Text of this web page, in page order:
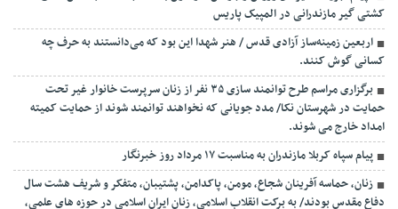
کشتی گیر مازندرانی در المپیک پاریس
اربعین زمینه‌ساز آزادی قدس / هنر شهدا این بود که می‌دانستند به حرف چه
کسانی گوش کنند.
برگزاری مراسم طرح توانمند سازی ۳۵ نفر از زنان سرپرست خانوار غیر تحت
حمایت در شهرستان نکا/ مدد جویانی که نخواهند توانمند شوند از حمایت کمیته
امداد خارج می شوند.
پیام سپاه کربلا مازندران به مناسبت ۱۷ مرداد روز خبرنگار
زنان، حماسه آفرینان شجاع، مومن، پاکدامن، پشتیبان، متفکر و شریف هشت سال
دفاع مقدس بودند/ به برکت انقلاب اسلامی، زنان ایران اسلامی در حوزه های علمی،